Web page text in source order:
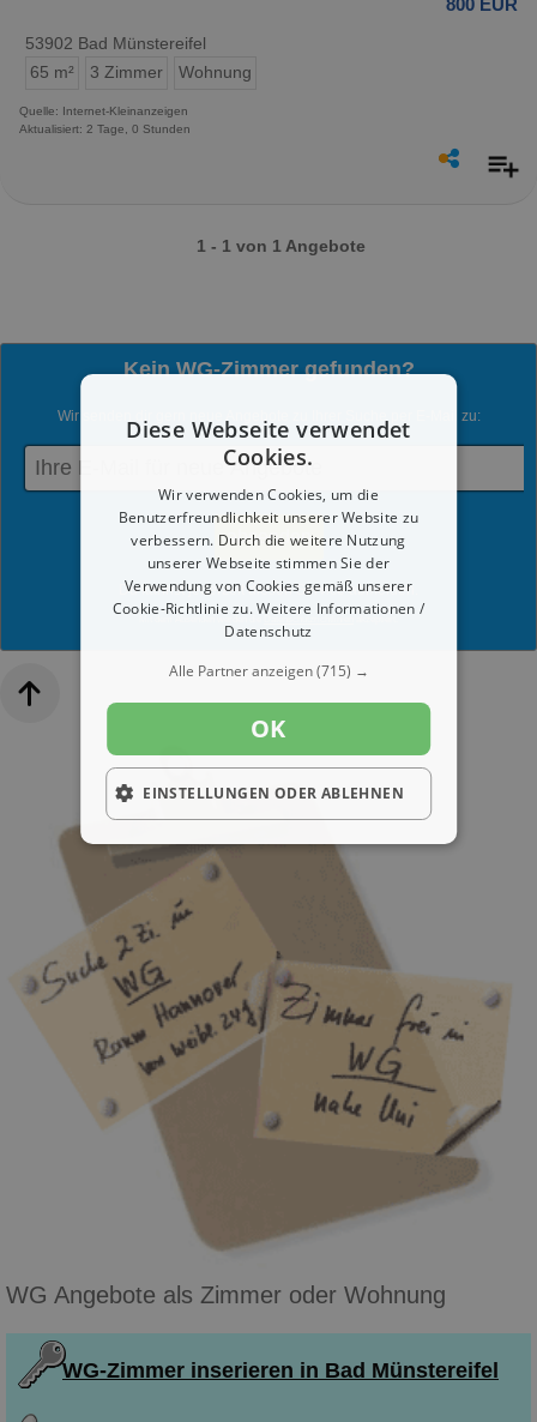
800 EUR
53902 Bad Münstereifel
65 m²
3 Zimmer Wohnung
Quelle: Internet-Kleinanzeigen
Aktualisiert: 2 Tage, 0 Stunden
1 - 1 von 1 Angebote
Kein WG-Zimmer gefunden?
Wir senden dir gern neue Angebote zu Ihrer Suche per E-Mail zu:
Du kannst jederzeit diesen Service abmelden.
WG Angebote als Zimmer oder Wohnung
WG-Zimmer inserieren in Bad Münstereifel
Diese Webseite verwendet
Cookies.
Wir verwenden Cookies, um die
Benutzerfreundlichkeit unserer Website zu
verbessern. Durch die weitere Nutzung
unserer Webseite stimmen Sie der
Verwendung von Cookies gemäß unserer
Cookie-Richtlinie zu.Weitere Informationen /
Datenschutz
Alle Partner anzeigen(715) →
OK
EINSTELLUNGEN ODER ABLEHNEN